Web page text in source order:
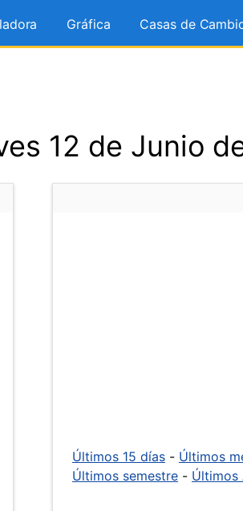
Gráfica Casas de
12 de Junio
Últimos 15 días - Últimos
Últimos semestre - Últimos